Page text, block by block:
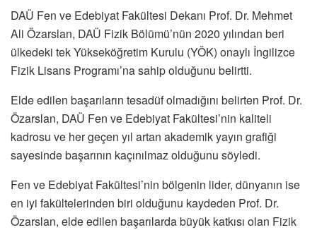
DAÜ Fen ve Edebiyat Fakültesi Dekanı Prof. Dr. Mehmet
Ali Özarslan, DAÜ Fizik Bölümü’nün 2020 yılından beri
ülkedeki tek Yükseköğretim Kurulu (YÖK) onaylı İngilizce
Fizik Lisans Programı’na sahip olduğunu belirtti.
Elde edilen başarıların tesadüf olmadığını belirten Prof. Dr.
Özarslan, DAÜ Fen ve Edebiyat Fakültesi’nin kaliteli
kadrosu ve her geçen yıl artan akademik yayın grafiği
sayesinde başarının kaçınılmaz olduğunu söyledi.
Fen ve Edebiyat Fakültesi’nin bölgenin lider, dünyanın ise
en iyi fakültelerinden biri olduğunu kaydeden Prof. Dr.
Özarslan, elde edilen başarılarda büyük katkısı olan Fizik